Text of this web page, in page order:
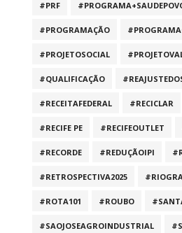
#PRF
#PROGRAMAÇÃO
#PROJETOSOCIAL
#QUALIFICAÇÃO
#RECEITAFEDERAL #RECICLAR
#RECIFE PE #RECIFEOUTLET
#RECORDE #REDUÇÃOIPI
#RETROSPECTIVA2025
#ROTA101 #ROUBO
#SAOJOSEAGROINDUSTRIAL